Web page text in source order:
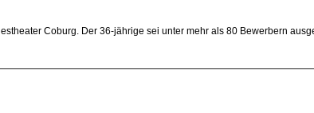
Coburg. Der 36-jährige sei unter mehr als 80 Bewerbern